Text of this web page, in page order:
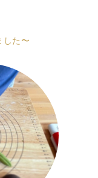
した〜